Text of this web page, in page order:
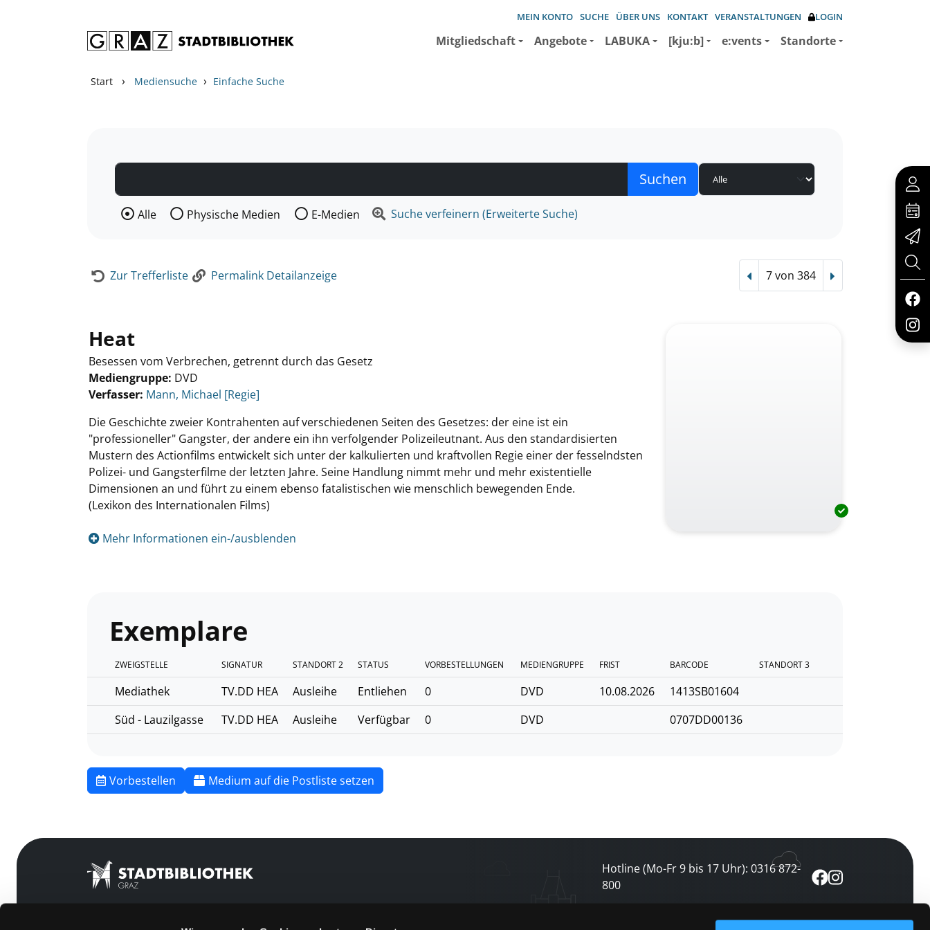
MEIN KONTO SUCHE ÜBER UNS KONTAKT VERANSTALTUNGEN LOGIN
Mitgliedschaft Angebote LABUKA [kju:b] e:vents Standorte
Start › Mediensuche › Einfache Suche
Wählen Sie die Medienart nach der Sie suchen wollen.
Alle Physische Medien E-Medien Suche verfeinern (Erweiterte Suche)
Zur Trefferliste Permalink Detailanzeige Vorheriger Treffer
7 von 384 Nächster Treffer
Heat
Besessen vom Verbrechen, getrennt durch das Gesetz
Mediengruppe: DVD
Verfasser: Suche nach diesem Verfasser
Mann, Michael [Regie]
Die Geschichte zweier Kontrahenten auf verschiedenen Seiten des Gesetzes: der eine ist ein
"professioneller" Gangster, der andere ein ihn verfolgender Polizeileutnant. Aus den standardisierten
Mustern des Actionfilms entwickelt sich unter der kalkulierten und kraftvollen Regie einer der fesselndsten
Polizei- und Gangsterfilme der letzten Jahre. Seine Handlung nimmt mehr und mehr existentielle
Dimensionen an und führt zu einem ebenso fatalistischen wie menschlich bewegenden Ende.
(Lexikon des Internationalen Films)
Mehr Informationen ein-/ausblenden
Exemplare
ZWEIGSTELLE SIGNATUR STANDORT 2 STATUS VORBESTELLUNGEN MEDIENGRUPPE FRIST BARCODE STANDORT 3
Mediathek TV.DD HEA Ausleihe Entliehen 0 DVD 10.08.2026
1413SB01604
Süd - Lauzilgasse
TV.DD HEA Ausleihe Verfügbar 0 DVD 0707DD00136
Vorbestellen Medium auf die Postliste setzen
Hotline (Mo-Fr 9 bis 17 Uhr): 0316 872-
800